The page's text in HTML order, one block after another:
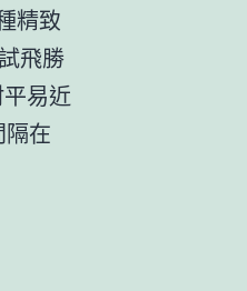
精致
飛勝
易近
在